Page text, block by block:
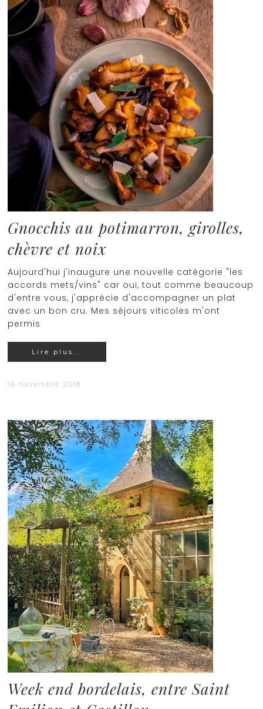
Gnocchis au potimarron, girolles,
chèvre et noix
Aujourd'hui j'inaugure une nouvelle catégorie "les
accords mets/vins" car oui, tout comme beaucoup
d'entre vous, j'apprécie d'accompagner un plat
avec un bon cru. Mes séjours viticoles m'ont
permis
Lire plus...
16 novembre 2018
Week end bordelais, entre Saint